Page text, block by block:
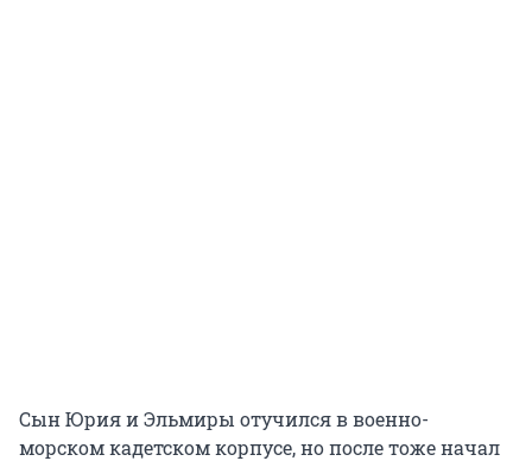
Сын Юрия и Эльмиры отучился в военно-
морском кадетском корпусе, но после тоже начал